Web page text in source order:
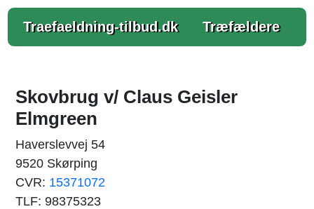
Traefaeldning-tilbud.dk Træfældere
Skovbrug v/ Claus Geisler
Elmgreen
Haverslevvej 54
9520 Skørping
CVR: 15371072
TLF: 98375323